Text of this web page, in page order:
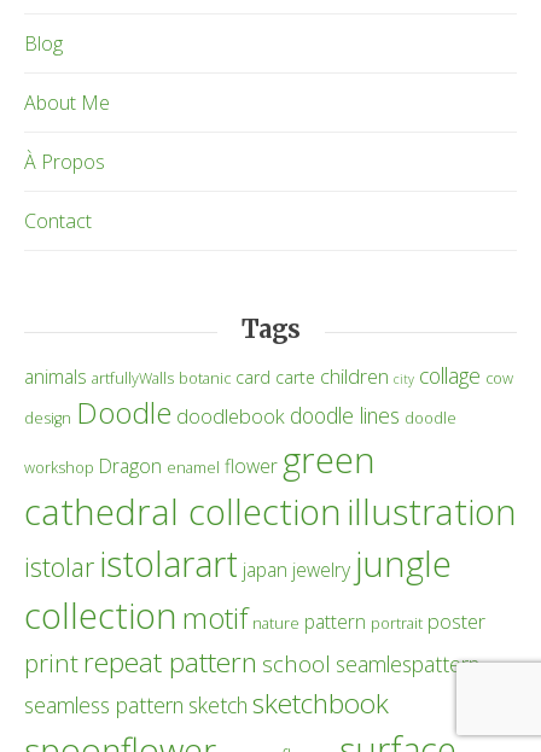
Blog
About Me
À Propos
Contact
Tags
animals artfullyWalls botanic card carte children city collage cow
design Doodle doodlebook doodle lines doodle
workshop Dragon enamel flower green
cathedral collection illustration
istolar istolarart japan jewelry jungle
collection motif nature pattern portrait poster
printrepeat pattern school seamlespattern
seamless pattern sketch sketchbook